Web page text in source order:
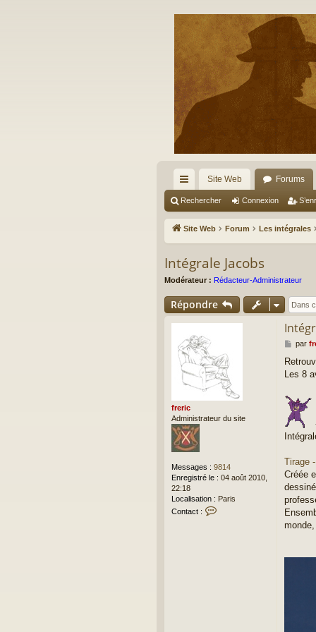
cc
ès
ra
pi
de
Site Web Forums
Rechercher Connexion
Site Web Forum Les intégrales
Intégrale Jacobs
Modérateur : Rédacteur-Administrateur
Répondre
freric
Administrateur du site
Messages : 9814
Enregistré le : 04 août 2010,
22:18
Localisation : Paris
Contact :
M
s
s
e
par
Les 8
Tirage
Créée